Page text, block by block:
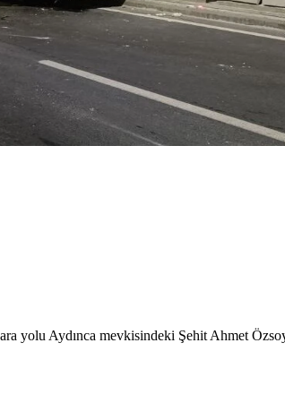
yolu Aydınca mevkisindeki Şehit Ahmet